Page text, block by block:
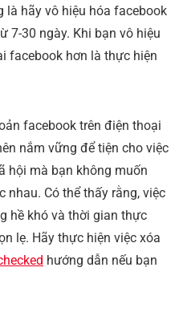
là hãy vô hiệu hóa facebook
7-30 ngày. Khi bạn vô hiệu
facebook hơn là thực hiện
facebook trên điện thoại
nắm vững để tiện cho việc
hội mà bạn không muốn
nhau. Có thể thấy rằng, việc
hề khó và thời gian thực
lẹ. Hãy thực hiện việc xóa
hướng dẫn nếu bạn